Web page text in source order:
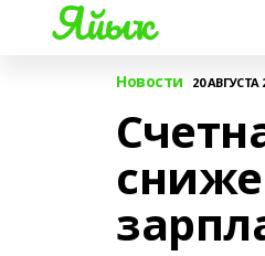
Яйыҡ
Новости 20 АВГУСТА